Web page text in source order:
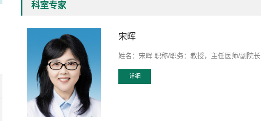
科室专家
宋晖
姓名：宋晖 职称/职务：教授，主任医师/副院长
详细